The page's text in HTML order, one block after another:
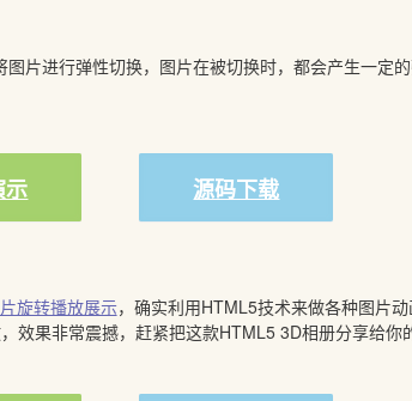
片进行弹性切换，图片在被切换时，都会产生一定
示 源码下载
旋转播放展示，确实利用HTML5技术来做各种图片
效果非常震撼，赶紧把这款HTML5 3D相册分享给你